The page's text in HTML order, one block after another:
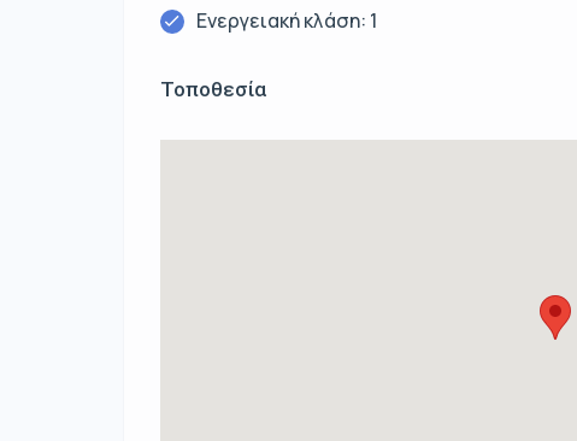
Ενεργειακή κλάση: 1
Τοποθεσία